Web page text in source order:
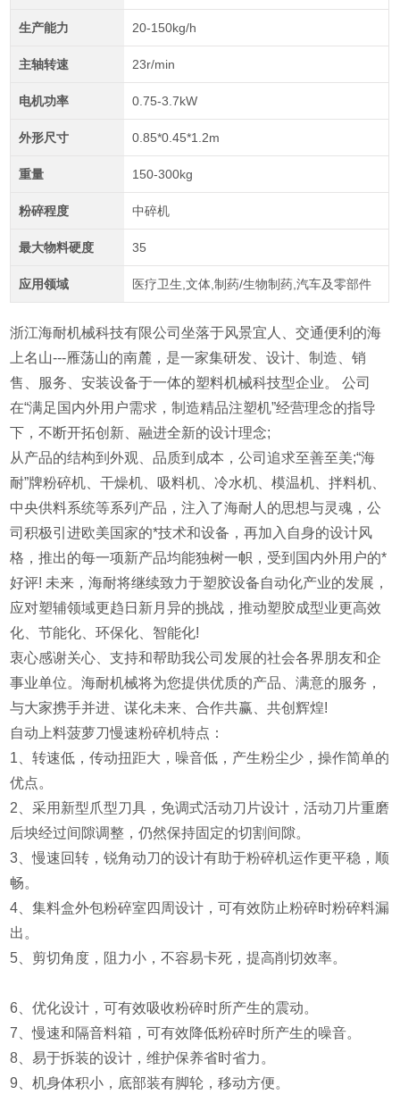
生产能力 20-150kg/h
主轴转速 23r/min
电机功率 0.75-3.7kW
外形尺寸 0.85*0.45*1.2m
重量 150-300kg
粉碎程度 中碎机
最大物料硬度 35
应用领域 医疗卫生,文体,制药/生物制药,汽车及零部件
浙江海耐机械科技有限公司坐落于风景宜人、交通便利的海
上名山---雁荡山的南麓，是一家集研发、设计、制造、销
售、服务、安装设备于一体的塑料机械科技型企业。 公司
在“满足国内外用户需求，制造精品注塑机”经营理念的指导
下，不断开拓创新、融进全新的设计理念;
从产品的结构到外观、品质到成本，公司追求至善至美;“海
耐”牌粉碎机、干燥机、吸料机、冷水机、模温机、拌料机、
中央供料系统等系列产品，注入了海耐人的思想与灵魂，公
司积极引进欧美国家的*技术和设备，再加入自身的设计风
格，推出的每一项新产品均能独树一帜，受到国内外用户的*
好评! 未来，海耐将继续致力于塑胶设备自动化产业的发展，
应对塑辅领域更趋日新月异的挑战，推动塑胶成型业更高效
化、节能化、环保化、智能化!
衷心感谢关心、支持和帮助我公司发展的社会各界朋友和企
事业单位。海耐机械将为您提供优质的产品、满意的服务，
与大家携手并进、谋化未来、合作共赢、共创辉煌!
自动上料菠萝刀慢速粉碎机特点：
1、转速低，传动扭距大，噪音低，产生粉尘少，操作简单的
优点。
2、采用新型爪型刀具，免调式活动刀片设计，活动刀片重磨
后坱经过间隙调整，仍然保持固定的切割间隙。
3、慢速回转，锐角动刀的设计有助于粉碎机运作更平稳，顺
畅。
4、集料盒外包粉碎室四周设计，可有效防止粉碎时粉碎料漏
出。
5、剪切角度，阻力小，不容易卡死，提高削切效率。
6、优化设计，可有效吸收粉碎时所产生的震动。
7、慢速和隔音料箱，可有效降低粉碎时所产生的噪音。
8、易于拆装的设计，维护保养省时省力。
9、机身体积小，底部装有脚轮，移动方便。